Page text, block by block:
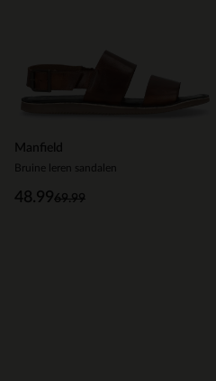
Manfield
Bruine leren sandalen
69.99
48.99